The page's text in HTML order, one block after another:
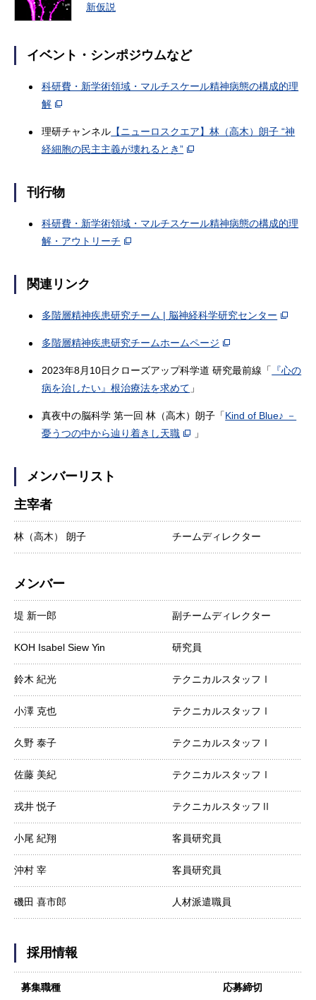
新仮説
イベント・シンポジウムなど
科研費・新学術領域・マルチスケール精神病態の構成的理
解
理研チャンネル 【ニューロスクエア】林（高木）朗子 “神
経細胞の民主主義が壊れるとき”
刊行物
科研費・新学術領域・マルチスケール精神病態の構成的理
解・アウトリーチ
関連リンク
多階層精神疾患研究チーム | 脳神経科学研究センター
多階層精神疾患研究チームホームページ
2023年8月10日クローズアップ科学道 研究最前線「
『心の
病を治したい』根治療法を求めて 」
真夜中の脳科学 第一回 林（高木）朗子「Kind of Blue♪ －
憂うつの中から辿り着きし天職
」
メンバーリスト
主宰者
林（高木） 朗子 チームディレクター
メンバー
堤 新一郎 副チームディレクター
KOH Isabel Siew Yin 研究員
鈴木 紀光 テクニカルスタッフⅠ
小澤 克也 テクニカルスタッフⅠ
久野 泰子 テクニカルスタッフⅠ
佐藤 美紀 テクニカルスタッフⅠ
戎井 悦子 テクニカルスタッフⅡ
小尾 紀翔 客員研究員
沖村 宰 客員研究員
磯田 喜市郎 人材派遣職員
採用情報
募集職種 応募締切